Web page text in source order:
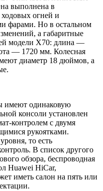
выполнена в
огней и
фарами. Но в остальном
а габаритные
модели X70: длина —
— 1720 мм. Колесная
диаметр 18 дюймов, а
имеют одинаковую
консоли установлен
контролем с двумя
рукоятками.
то есть
В список другого
обзора, беспроводная
Huawei HiCar,
иметь салон на пять или